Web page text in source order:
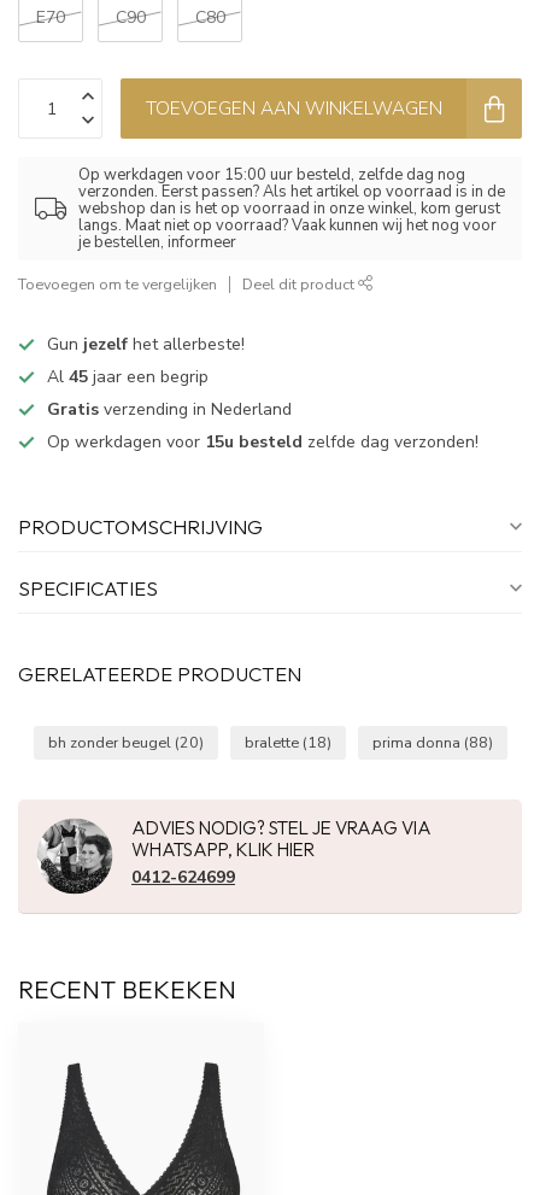
E70 C90 C80
TOEVOEGEN AAN WINKELWAGEN
Op werkdagen voor 15:00 uur besteld, zelfde dag nog
verzonden. Eerst passen? Als het artikel op voorraad is in de
webshop dan is het op voorraad in onze winkel, kom gerust
langs. Maat niet op voorraad? Vaak kunnen wij het nog voor
je bestellen, informeer
Toevoegen om te vergelijken Deel dit product
Gun jezelf het allerbeste!
Al 45 jaar een begrip
Gratis verzending in Nederland
Op werkdagen voor 15u besteld zelfde dag verzonden!
PRODUCTOMSCHRIJVING
SPECIFICATIES
GERELATEERDE PRODUCTEN
bh zonder beugel (20) bralette (18) prima donna (88)
ADVIES NODIG? STEL JE VRAAG VIA
WHATSAPP, KLIK HIER
0412-624699
RECENT BEKEKEN